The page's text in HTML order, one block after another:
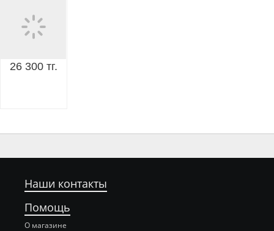
26 300 тг.
Наши контакты
Помощь
О магазине